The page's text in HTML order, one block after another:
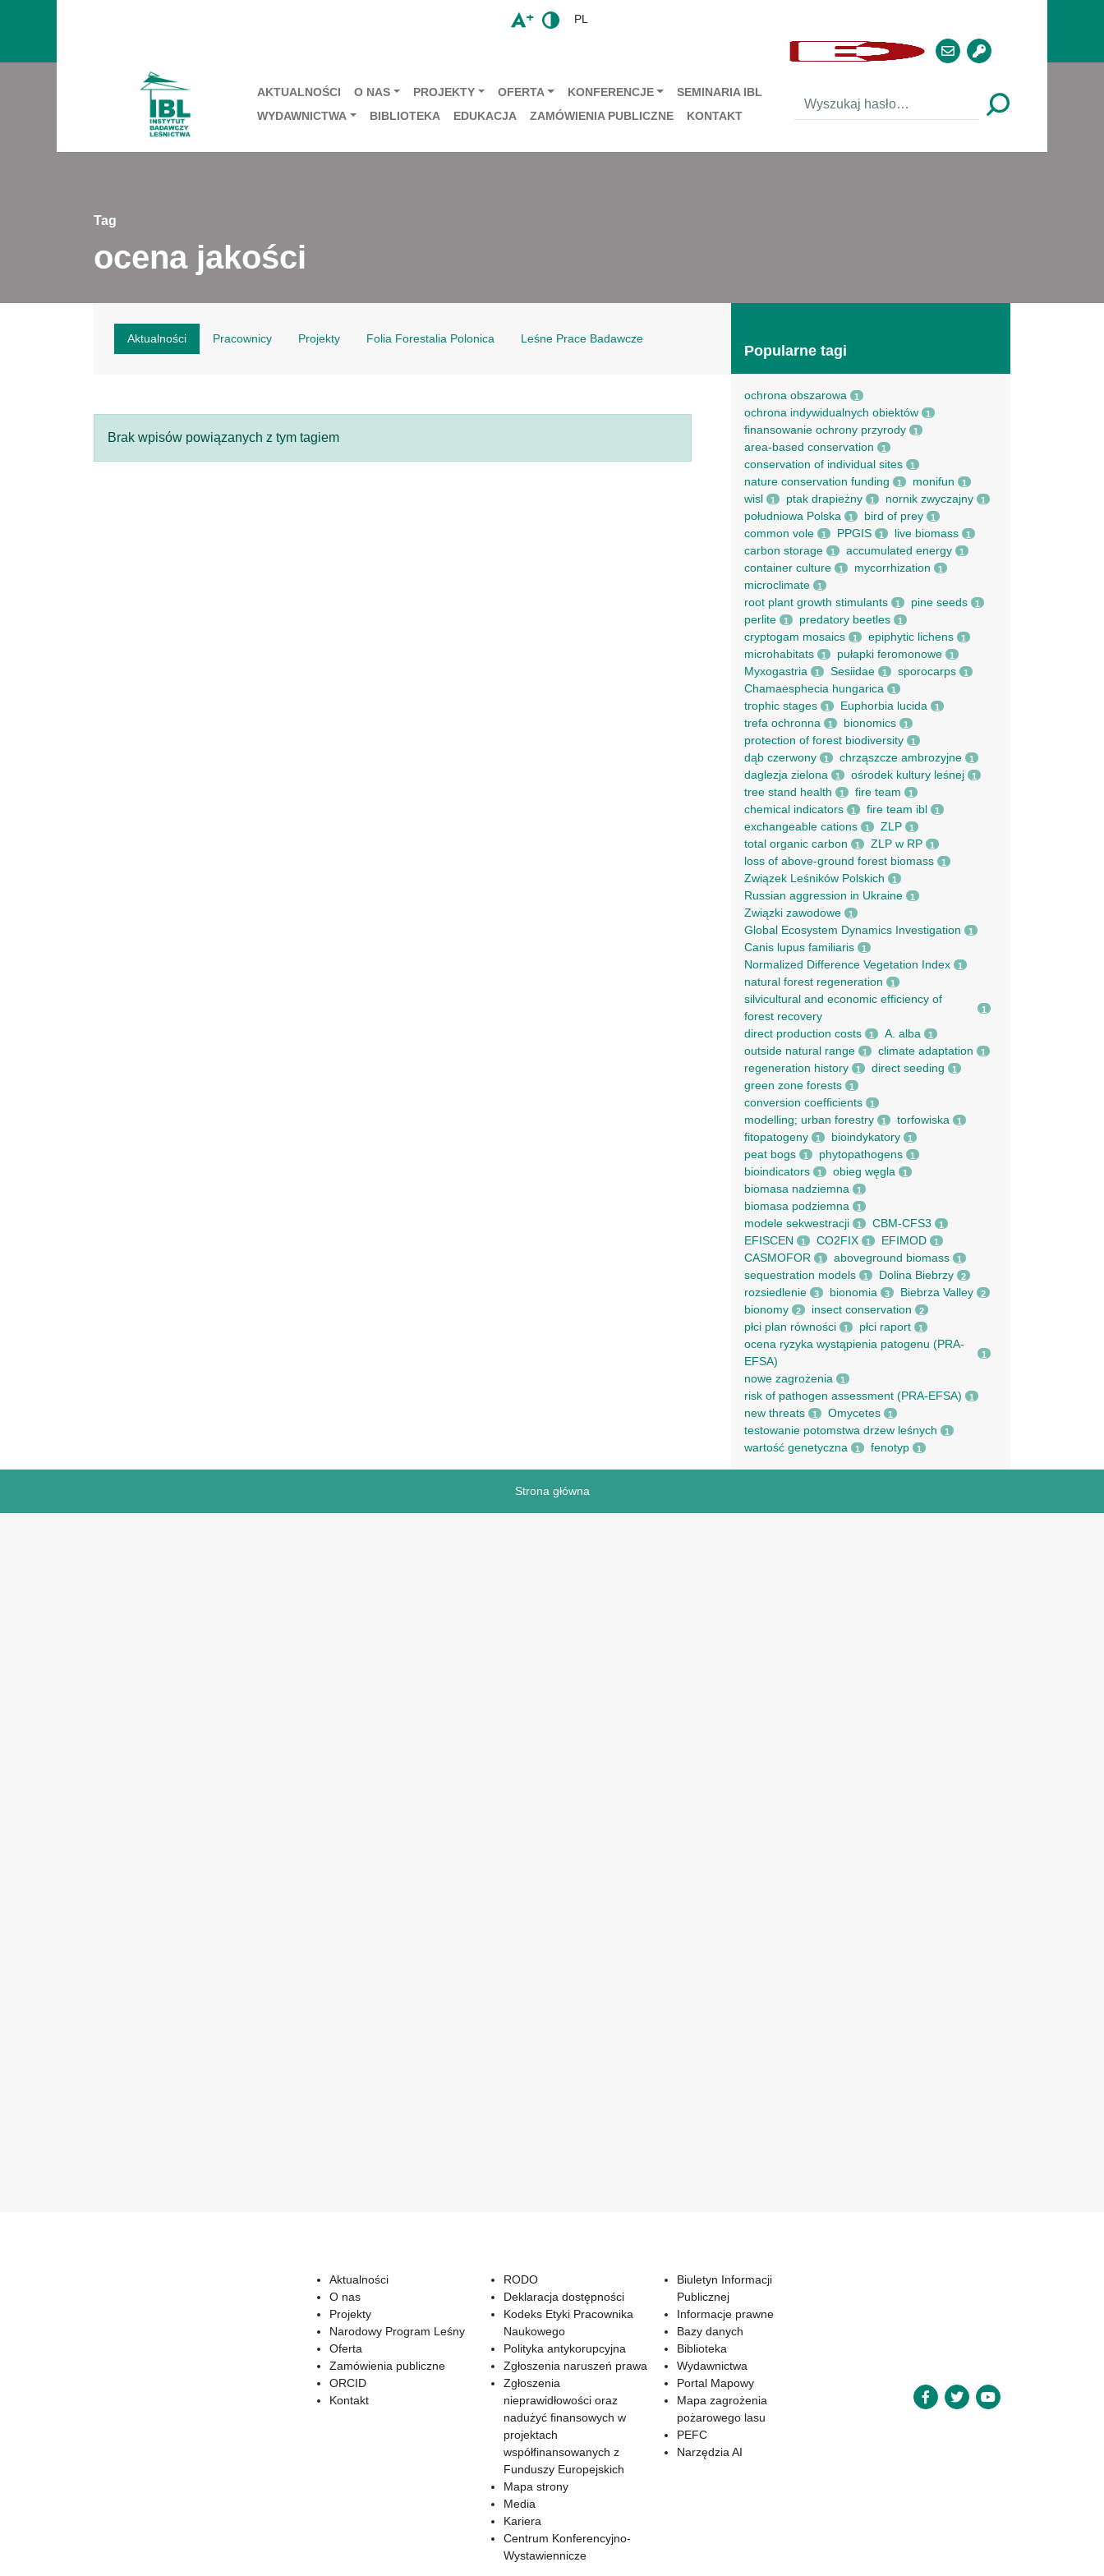
PL
AKTUALNOŚCI O NAS PROJEKTY OFERTA KONFERENCJE
SEMINARIA IBL
WYDAWNICTWA
BIBLIOTEKA EDUKACJA ZAMÓWIENIA PUBLICZNE KONTAKT
Tag
ocena jakości
Aktualności Pracownicy Projekty Folia Forestalia Polonica Leśne Prace Badawcze
Brak wpisów powiązanych z tym tagiem
Popularne tagi
ochrona obszarowa 1
ochrona indywidualnych obiektów 1
finansowanie ochrony przyrody 1
area-based conservation 1
conservation of individual sites 1
nature conservation funding 1 monifun 1
wisl 1 ptak drapieżny 1 nornik zwyczajny 1
południowa Polska 1 bird of prey 1
common vole 1 PPGIS 1 live biomass 1
carbon storage 1 accumulated energy 1
container culture 1 mycorrhization 1
microclimate 1
root рlant growth stimulants 1 pine seeds 1
perlite 1 predatory beetles 1
cryptogam mosaics 1 epiphytic lichens 1
microhabitats 1 pułapki feromonowe 1
Myxogastria 1 Sesiidae 1 sporocarps 1
Chamaesphecia hungarica 1
trophic stages 1 Euphorbia lucida 1
trefa ochronna 1 bionomics 1
protection of forest biodiversity 1
dąb czerwony 1 chrząszcze ambrozyjne 1
daglezja zielona 1 ośrodek kultury leśnej 1
tree stand health 1 fire team 1
chemical indicators 1 fire team ibl 1
exchangeable cations 1 ZLP 1
total organic carbon 1 ZLP w RP 1
loss of above-ground forest biomass 1
Związek Leśników Polskich 1
Russian aggression in Ukraine 1
Związki zawodowe 1
Global Ecosystem Dynamics Investigation 1
Canis lupus familiaris 1
Normalized Difference Vegetation Index 1
natural forest regeneration 1
silvicultural and economic efficiency of
forest recovery
1
direct production costs 1 A. alba 1
outside natural range 1 climate adaptation 1
regeneration history 1 direct seeding 1
green zone forests 1
conversion coefficients 1
modelling; urban forestry 1 torfowiska 1
fitopatogeny 1 bioindykatory 1
peat bogs 1 phytopathogens 1
bioindicators 1 obieg węgla 1
biomasa nadziemna 1
biomasa podziemna 1
modele sekwestracji 1 CBM-CFS3 1
EFISCEN 1 CO2FIX 1 EFIMOD 1
CASMOFOR 1 aboveground biomass 1
sequestration models 1 Dolina Biebrzy 2
rozsiedlenie 3 bionomia 3 Biebrza Valley 2
bionomy 2 insect conservation 2
płci plan równości 1 płci raport 1
ocena ryzyka wystąpienia patogenu (PRA-
EFSA)
1
nowe zagrożenia 1
risk of pathogen assessment (PRA-EFSA) 1
new threats 1 Omycetes 1
testowanie potomstwa drzew leśnych 1
wartość genetyczna 1 fenotyp 1
Strona główna
Aktualności
O nas
Projekty
Narodowy Program Leśny
Oferta
Zamówienia publiczne
ORCID
Kontakt
RODO
Deklaracja dostępności
Kodeks Etyki Pracownika
Naukowego
Polityka antykorupcyjna
Zgłoszenia naruszeń prawa
Zgłoszenia
nieprawidłowości oraz
nadużyć finansowych w
projektach
współfinansowanych z
Funduszy Europejskich
Mapa strony
Media
Kariera
Centrum Konferencyjno-
Wystawiennicze
Biuletyn Informacji
Publicznej
Informacje prawne
Bazy danych
Biblioteka
Wydawnictwa
Portal Mapowy
Mapa zagrożenia
pożarowego lasu
PEFC
Narzędzia AI